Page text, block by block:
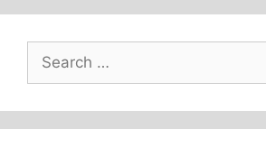
Search
for: